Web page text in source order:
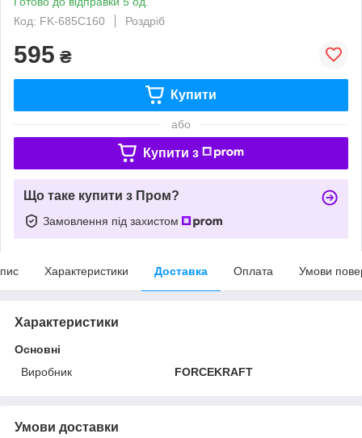
Код: FK-685C160
Роздріб
595 ₴
Купити
або
Купити з
Що таке купити з Пром?
Замовлення під захистом
Характеристики Доставка Оплата Умови
Характеристики
Основні
Виробник
FORCEKRAFT
Умови доставки